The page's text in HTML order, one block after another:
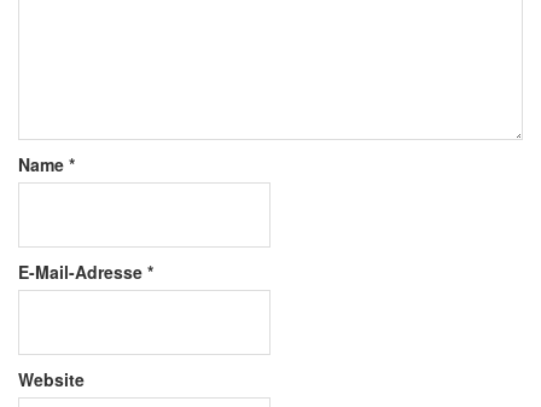
Name *
E-Mail-Adresse *
Website